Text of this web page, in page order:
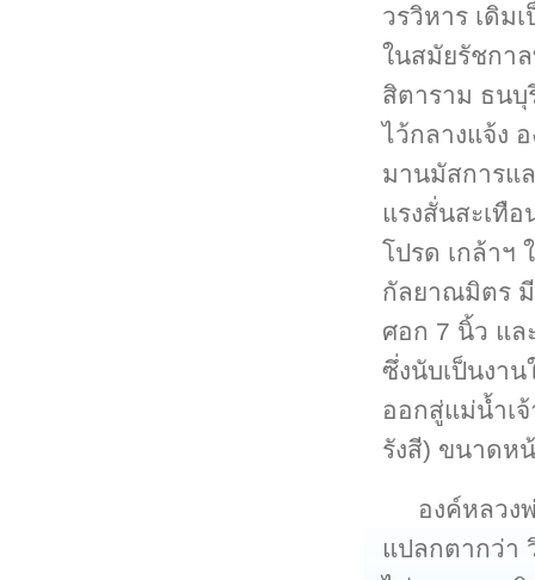
วรวิหาร เดิม
ในสมัยรัชกา
สิตาราม ธนบุ
ไว้กลางแจ้ง
มานมัสการแ
แรงสั่นสะเทื
โปรด เกล้าฯ
กัลยาณมิตร มี
ศอก 7 นิ้ว แล
ซึ่งนับเป็นงา
ออกสู่แม่น้ำเ
รังสี) ขนาดห
องค์หลวง
แปลกตากว่า